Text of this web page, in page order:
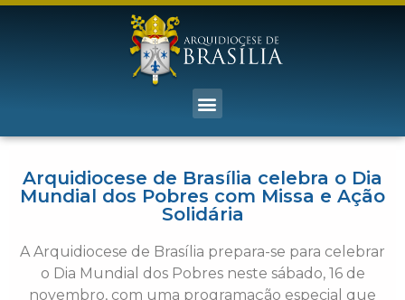
Arquidiocese de Brasília celebra o Dia
Mundial dos Pobres com Missa e Ação
Solidária
A Arquidiocese de Brasília prepara-se para celebrar
o Dia Mundial dos Pobres neste sábado, 16 de
novembro, com uma programação especial que